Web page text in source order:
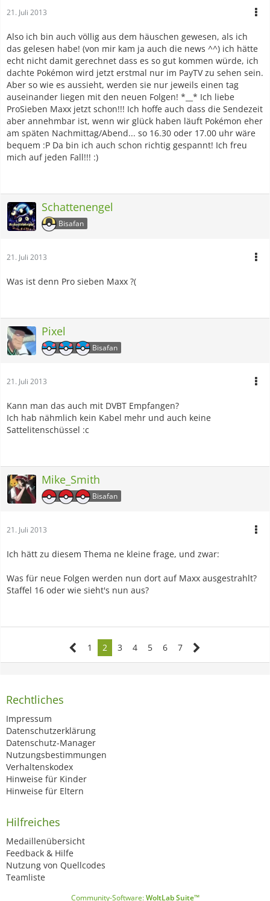
21. Juli 2013
Also ich bin auch völlig aus dem häuschen gewesen, als ich
das gelesen habe! (von mir kam ja auch die news ^^) ich hätte
echt nicht damit gerechnet dass es so gut kommen würde, ich
dachte Pokémon wird jetzt erstmal nur im PayTV zu sehen sein.
Aber so wie es aussieht, werden sie nur jeweils einen tag
auseinander liegen mit den neuen Folgen! *__* Ich liebe
ProSieben Maxx jetzt schon!!! Ich hoffe auch dass die Sendezeit
aber annehmbar ist, wenn wir glück haben läuft Pokémon eher
am späten Nachmittag/Abend... so 16.30 oder 17.00 uhr wäre
bequem :P Da bin ich auch schon richtig gespannt! Ich freu
mich auf jeden Fall!!! :)
Schattenengel
Bisafan
21. Juli 2013
Was ist denn Pro sieben Maxx ?(
Pixel
Bisafan
21. Juli 2013
Kann man das auch mit DVBT Empfangen?
Ich hab nähmlich kein Kabel mehr und auch keine
Sattelitenschüssel :c
Mike_Smith
Bisafan
21. Juli 2013
Ich hätt zu diesem Thema ne kleine frage, und zwar:
Was für neue Folgen werden nun dort auf Maxx ausgestrahlt?
Staffel 16 oder wie sieht's nun aus?
1 2 3 4 5 6 7
Rechtliches
Impressum
Datenschutzerklärung
Datenschutz-Manager
Nutzungsbestimmungen
Verhaltenskodex
Hinweise für Kinder
Hinweise für Eltern
Hilfreiches
Medaillenübersicht
Feedback & Hilfe
Nutzung von Quellcodes
Teamliste
Community-Software:WoltLab Suite™